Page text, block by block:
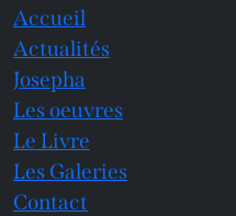
Accueil
Actualités
Josepha
Les oeuvres
Le Livre
Les Galeries
Contact